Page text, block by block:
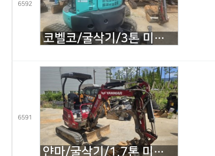
6592
코벨코/굴삭기/3톤 미니굴삭기/SK30SR 코끼리/2018년식
6591
얀마/굴삭기/1.7톤 미니굴삭기/VIO17 코끼리/2022년식